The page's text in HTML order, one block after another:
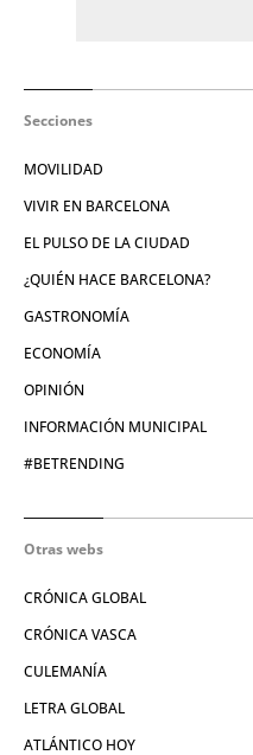
Secciones
MOVILIDAD
VIVIR EN BARCELONA
EL PULSO DE LA CIUDAD
¿QUIÉN HACE BARCELONA?
GASTRONOMÍA
ECONOMÍA
OPINIÓN
INFORMACIÓN MUNICIPAL
#BETRENDING
Otras webs
CRÓNICA GLOBAL
CRÓNICA VASCA
CULEMANÍA
LETRA GLOBAL
ATLÁNTICO HOY